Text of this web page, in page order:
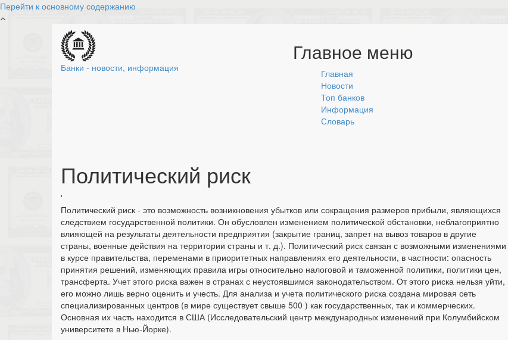
Перейти к основному содержанию
Банки - новости, информация
Главное меню
Главная
Новости
Топ банков
Информация
Словарь
Политический риск
'
Политический риск - это возможность возникновения убытков или сокращения размеров прибыли, являющихся
следствием государственной политики. Он обусловлен изменением политической обстановки, неблагоприятно
влияющей на результаты деятельности предприятия (закрытие границ, запрет на вывоз товаров в другие
страны, военные действия на территории страны и т. д.). Политический риск связан с возможными изменениями
в курсе правительства, переменами в приоритетных направлениях его деятельности, в частности: опасность
принятия решений, изменяющих правила игры относительно налоговой и таможенной политики, политики цен,
трансферта. Учет этого риска важен в странах с неустоявшимся законодательством. От этого риска нельзя уйти,
его можно лишь верно оценить и учесть. Для анализа и учета политического риска создана мировая сеть
специализированных центров (в мире существует свыше 500 ) как государственных, так и коммерческих.
Основная их часть находится в США (Исследовательский центр международных изменений при Колумбийском
университете в Нью-Йорке).